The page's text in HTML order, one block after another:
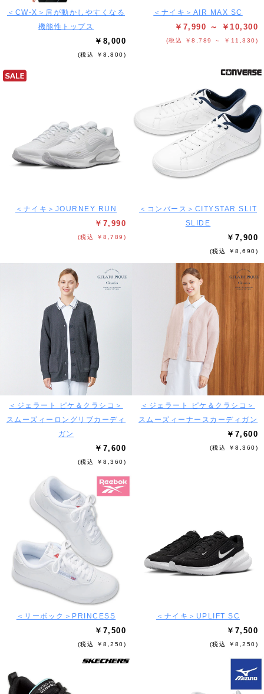
＜CW-X＞肩が動かしやすくなる
機能性トップス
￥8,000
(税込 ￥8,800)
＜ナイキ＞AIR MAX SC
￥7,990 ～ ￥10,300
(税込 ￥8,789 ～ ￥11,330)
＜ナイキ＞JOURNEY RUN
￥7,990
(税込 ￥8,789)
＜コンバース＞CITYSTAR SLIT
SLIDE
￥7,900
(税込 ￥8,690)
＜ジェラート ピケ＆クラシコ＞
スムーズィーロングリブカーディ
ガン
￥7,600
(税込 ￥8,360)
＜ジェラート ピケ＆クラシコ＞
スムーズィーナースカーディガン
￥7,600
(税込 ￥8,360)
＜リーボック＞PRINCESS
￥7,500
(税込 ￥8,250)
＜ナイキ＞UPLIFT SC
￥7,500
(税込 ￥8,250)